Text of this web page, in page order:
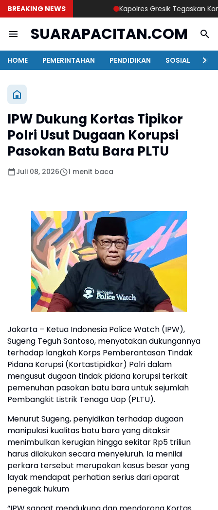
BREAKING NEWS Kapolres Gresik Tegaskan
SUARAPACITAN.COM
HOME PEMERINTAHAN PENDIDIKAN SOSIAL
IPW Dukung Kortas Tipikor
Polri Usut Dugaan Korupsi
Pasokan Batu Bara PLTU
Juli 08, 2026 1 menit baca
Jakarta – Ketua Indonesia Police Watch (IPW),
Sugeng Teguh Santoso, menyatakan dukungannya
terhadap langkah Korps Pemberantasan Tindak
Pidana Korupsi (Kortastipidkor) Polri dalam
mengusut dugaan tindak pidana korupsi terkait
pemenuhan pasokan batu bara untuk sejumlah
Pembangkit Listrik Tenaga Uap (PLTU).
Menurut Sugeng, penyidikan terhadap dugaan
manipulasi kualitas batu bara yang ditaksir
menimbulkan kerugian hingga sekitar Rp5 triliun
harus dilakukan secara menyeluruh. Ia menilai
perkara tersebut merupakan kasus besar yang
layak mendapat perhatian serius dari aparat
penegak hukum